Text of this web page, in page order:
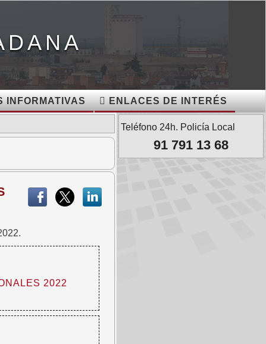
INFORMATIVAS ENLACES DE INTERÉS
2022
Teléfono 24h. Policía Local
91 791 13 68